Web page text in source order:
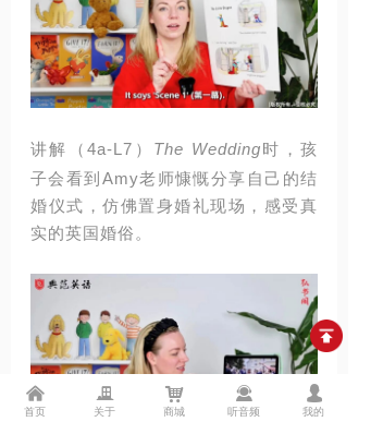
讲解（4a-L7 ） The Wedding时，孩
子会看到 Amy老师慷慨分享自己的结
婚仪式，仿佛置身婚礼现场，感受真
实的英国婚俗。
낀
首页
끉
关于
낙
商城
끤
听音频
넙
我的